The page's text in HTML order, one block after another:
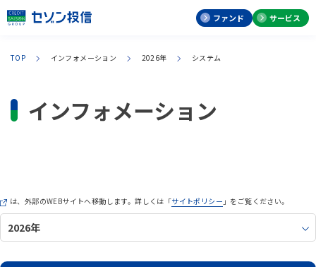
ファンド サービス
TOP インフォメーション 2026年 システム
インフォメーション
は、外部のWEBサイトへ移動します。詳しくは「サイトポリシー 」をご覧ください。